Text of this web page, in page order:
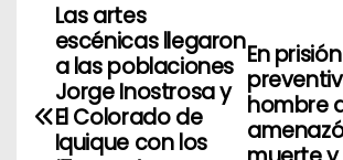
N
v
En prisión
hombre
Las artes
escénicas llegaron
a las poblaciones
Jorge Inostrosa y
El Colorado de
Iquique con los